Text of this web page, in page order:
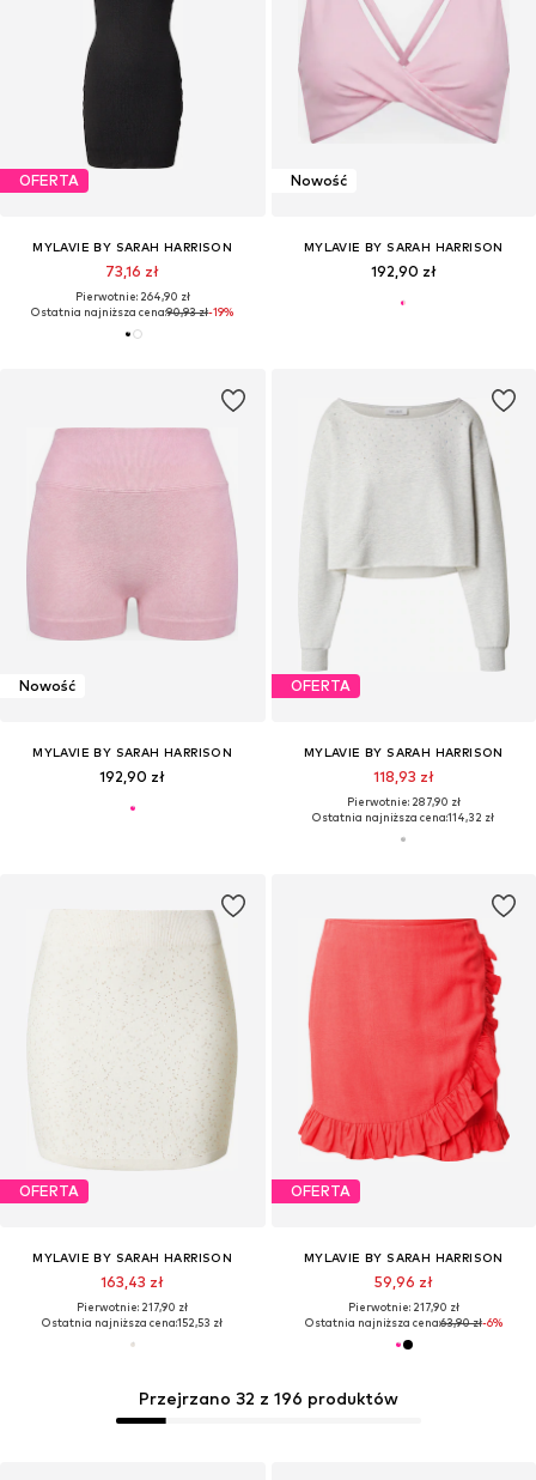
OFERTA
MYLAVIE BY SARAH HARRISON
73,16 zł
Pierwotnie: 264,90 zł
Ostatnia najniższa cena:90,93 zł-19%
Nowość
MYLAVIE BY SARAH HARRISON
192,90 zł
Przejrzano 32 z 196 produktów
Nowość
MYLAVIE BY SARAH HARRISON
192,90 zł
OFERTA
MYLAVIE BY SARAH HARRISON
118,93 zł
Pierwotnie: 287,90 zł
Ostatnia najniższa cena:114,32 zł
OFERTA
MYLAVIE BY SARAH HARRISON
163,43 zł
Pierwotnie: 217,90 zł
Ostatnia najniższa cena:152,53 zł
OFERTA
MYLAVIE BY SARAH HARRISON
59,96 zł
Pierwotnie: 217,90 zł
Ostatnia najniższa cena:63,90 zł-6%